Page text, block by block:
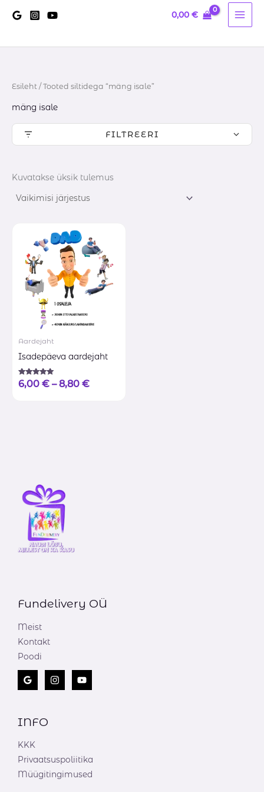
0,00€
Esileht / Tooted siltidega “mäng isale”
mäng isale
FILTREERI
Kuvatakse üksik tulemus
Aardejaht
Isadepäeva aardejaht
Hinnanguga
5.00
6,00 € – 8,80 €
6,00 €
kuni
8,80 €
Fundelivery OÜ
Meist
Kontakt
Poodi
INFO
KKK
Privaatsuspoliitika
Müügitingimused